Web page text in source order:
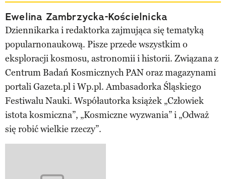
Ewelina Zambrzycka-Kościelnicka
Dziennikarka i redaktorka zajmująca się tematyką
popularnonaukową. Pisze przede wszystkim o
eksploracji kosmosu, astronomii i historii. Związana z
Centrum Badań Kosmicznych PAN oraz magazynami
portali Gazeta.pl i Wp.pl. Ambasadorka Śląskiego
Festiwalu Nauki. Współautorka książek „Człowiek
istota kosmiczna”, „Kosmiczne wyzwania” i „Odważ
się robić wielkie rzeczy”.